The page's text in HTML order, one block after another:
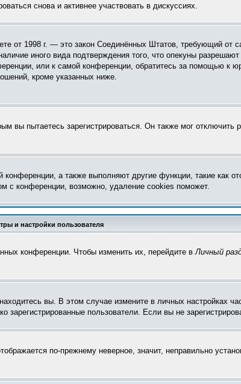
снова и активнее участвовать в дискуссиях.
от 1998 г. — это закон Соединённых Штатов, требующий от
иного вида подтверждения того, что опекуны
или к самой конференции, обратитесь за помощью к
кроме указанных ниже.
пытаетесь зарегистрироваться. Он также мог отключить
а также выполняют другие функции, такие как
с конференции, возможно, удаление cookies поможет.
и настройки пользователя
конференции. Чтобы изменить их, перейдите вЛичный
вы. В этом случае измените в личных настройках
зарегистрированные пользователи. Если вы не
по-прежнему неверное, значит, неправильно